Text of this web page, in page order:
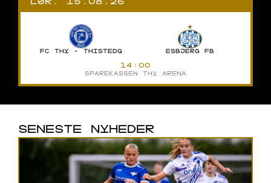
LØR. 15.08.26
FC THY - THISTEDQ ESBJERG FB
14:00
SPAREKASSEN THY ARENA
SENESTE NYHEDER